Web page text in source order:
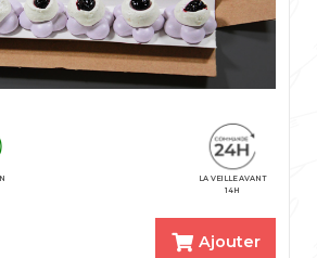
LA VEILLE AVANT
14H
Ajouter